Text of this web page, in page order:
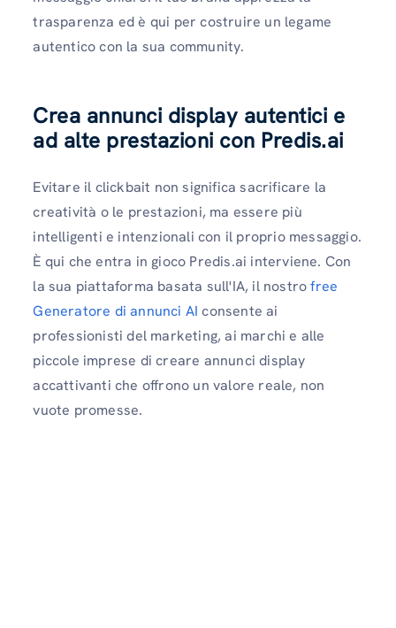
trasparenza ed è qui per costruire un legame
autentico con la sua community.
Crea annunci display autentici e
ad alte prestazioni con Predis.ai
Evitare il clickbait non significa sacrificare la
creatività o le prestazioni, ma essere più
intelligenti e intenzionali con il proprio messaggio.
È qui che entra in gioco Predis.ai interviene. Con
la sua piattaforma basata sull'IA, il nostrofree
Generatore di annunci AI consente ai
professionisti del marketing, ai marchi e alle
piccole imprese di creare annunci display
accattivanti che offrono un valore reale, non
vuote promesse.